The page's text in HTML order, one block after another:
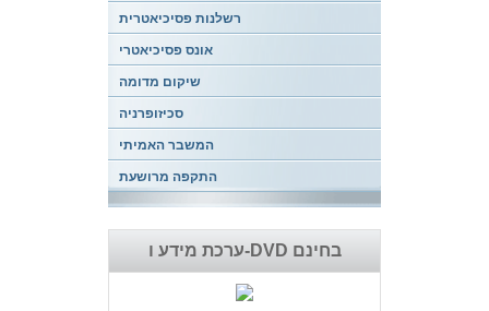
רשלנות פסיכיאטרית
אונס פסיכיאטרי
שיקום מדומה
סכיזופרניה
המשבר האמיתי
התקפה מרושעת
ערכת מידע ו-DVD בחינם